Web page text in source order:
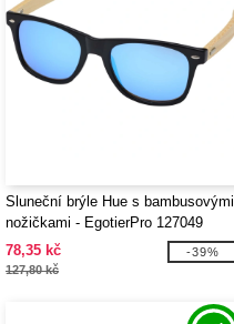
Sluneční brýle Hue s bambusovými
nožičkami - EgotierPro 127049
78,35 kč
127,80 kč
-39%